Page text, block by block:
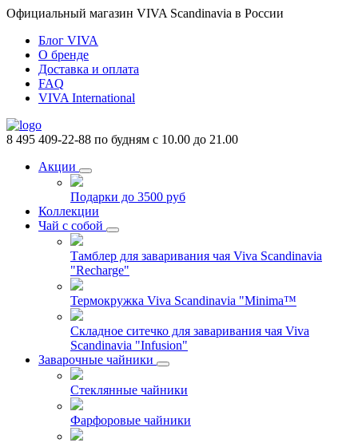
Официальный магазин VIVA Scandinavia в России
Блог VIVA
О бренде
Доставка и оплата
FAQ
VIVA International
8 495 409-22-88 по будням с 10.00 до 21.00
Акции
Подарки до 3500 руб
Коллекции
Чай с собой
Тамблер для заваривания чая Viva Scandinavia
"Recharge"
Термокружка Viva Scandinavia "Minima™
Складное ситечко для заваривания чая Viva
Scandinavia "Infusion"
Заварочные чайники
Стеклянные чайники
Фарфоровые чайники